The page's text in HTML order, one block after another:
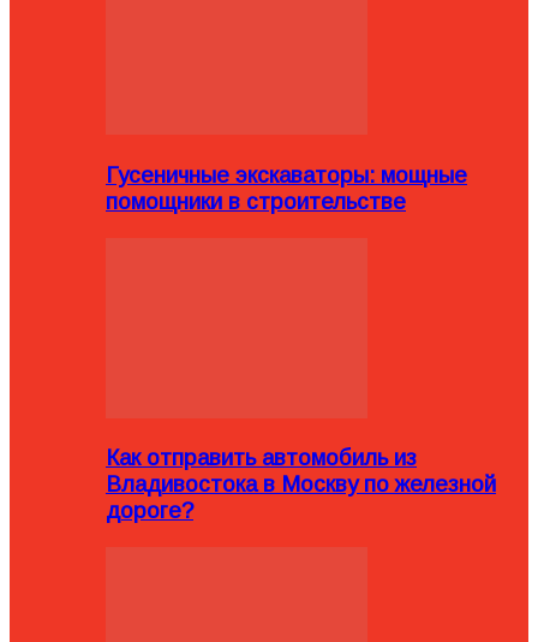
Гусеничные экскаваторы: мощные
помощники в строительстве
Как отправить автомобиль из
Владивостока в Москву по железной
дороге?